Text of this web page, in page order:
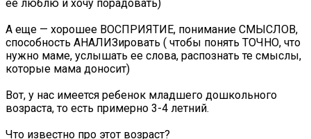
ее люблю и хочу порадовать)
А еще — хорошее ВОСПРИЯТИЕ, понимание СМЫСЛОВ,
способность АНАЛИЗировать ( чтобы понять ТОЧНО, что
нужно маме, услышать ее слова, распознать те смыслы,
которые мама доносит)
Вот, у нас имеется ребенок младшего дошкольного
возраста, то есть примерно 3-4 летний.
Что известно про этот возраст?